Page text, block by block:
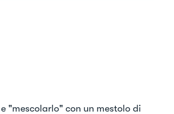
"mescolarlo" con un mestolo di